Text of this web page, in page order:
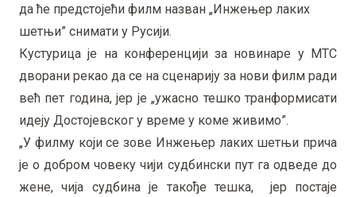
да ће предстојећи филм назван „Инжењер лаких
шетњи” снимати у Русији.
Кустурица је на конференцији за новинаре у МТС
дворани рекао да се на сценарију за нови филм ради
већ пет година, јер је „ужасно тешко транформисати
идеју Достојевског у време у коме живимо”.
„У филму који се зове Инжењер лаких шетњи прича
је о добром човеку чији судбински пут га одведе до
жене, чија судбина је такође тешка, јер постаје